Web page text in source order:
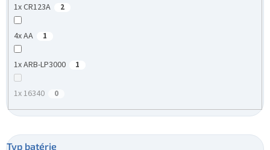
1x CR123A 2
4x AA 1
1x ARB-LP3000 1
1x 16340 0
Typ batérie